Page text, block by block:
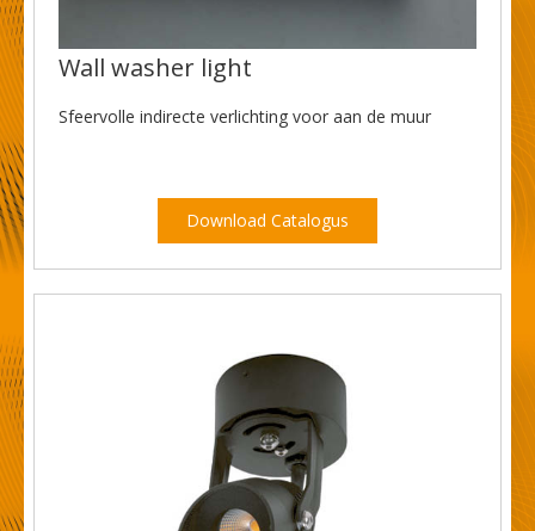
Wall washer light
Sfeervolle indirecte verlichting voor aan de muur
Download Catalogus